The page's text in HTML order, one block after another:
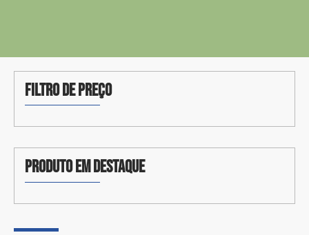
FILTRO DE PREÇO
PRODUTO EM DESTAQUE